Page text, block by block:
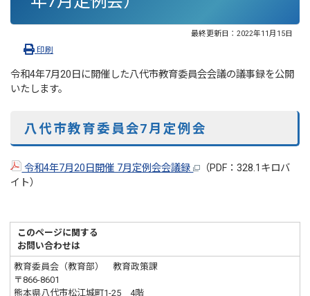
最終更新日： 2022年11月15日
印刷
令和4年7月20日に開催した八代市教育委員会会議の議事録を公開
いたします。
八代市教育委員会7月定例会
令和4年7月20日開催 7月定例会会議録
（PDF：328.1キロバ
イト）
このページに関する
お問い合わせは
教育委員会（教育部） 教育政策課
〒866-8601
熊本県八代市松江城町1-25 4階